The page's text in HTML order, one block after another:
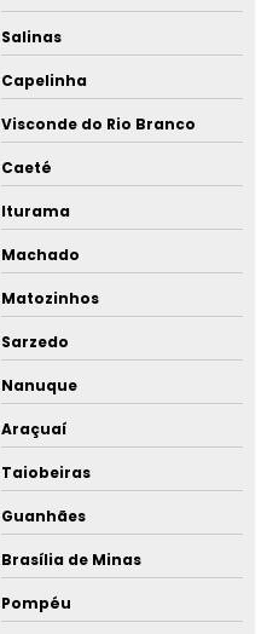
Salinas
Capelinha
Visconde do Rio Branco
Caeté
Iturama
Machado
Matozinhos
Sarzedo
Nanuque
Araçuaí
Taiobeiras
Guanhães
Brasília de Minas
Pompéu